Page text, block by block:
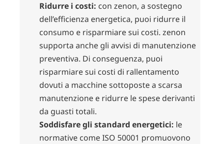
Ridurre i costi: con zenon, a sostegno
dell’efficienza energetica, puoi ridurre il
consumo e risparmiare sui costi. zenon
supporta anche gli avvisi di manutenzione
preventiva. Di conseguenza, puoi
risparmiare sui costi di rallentamento
dovuti a macchine sottoposte a scarsa
manutenzione e ridurre le spese derivanti
da guasti totali.
Soddisfare gli standard energetici: le
normative come ISO 50001 promuovono